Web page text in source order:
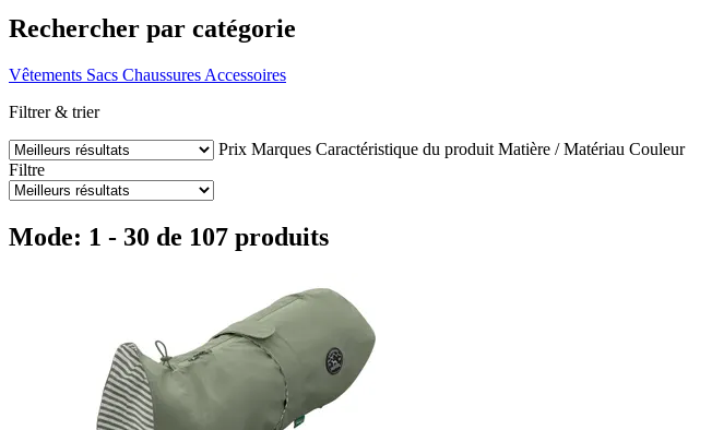
Rechercher par catégorie
Vêtements Sacs Chaussures Accessoires
Filtrer & trier
Prix Marques Caractéristique du produit Matière / Matériau Couleur
Filtre
Mode: 1 - 30 de 107 produits